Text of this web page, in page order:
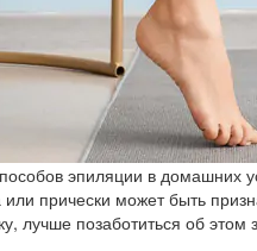
эпиляции в домашних
прически может быть
лучше позаботиться об этом